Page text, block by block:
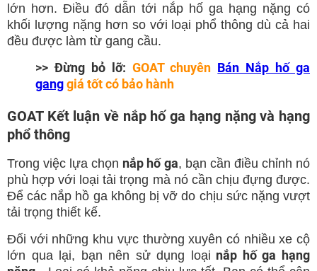
lớn hơn. Điều đó dẫn tới nắp hố ga hạng nặng có
khối lượng nặng hơn so với loại phổ thông dù cả hai
đều được làm từ gang cầu.
>> Đừng bỏ lỡ: GOAT chuyên Bán Nắp hố ga
ganggiá tốt có bảo hành
GOAT Kết luận về nắp hố ga hạng nặng và hạng
phổ thông
Trong việc lựa chọn nắp hố ga, bạn cần điều chỉnh nó
phù hợp với loại tải trọng mà nó cần chịu đựng được.
Để các nắp hồ ga không bị vỡ do chịu sức nặng vượt
tải trọng thiết kế.
Đối với những khu vực thường xuyên có nhiều xe cộ
lớn qua lại, bạn nên sử dụng loại nắp hố ga hạng